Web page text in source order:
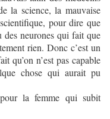
la science, la mauvaise
pour dire que
des neurones qui fait que
rien. Donc c’est un
qu’on n’est pas capable
chose qui aurait pu
la femme qui subit